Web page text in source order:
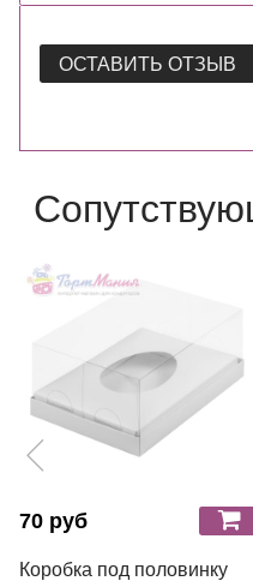
ОСТАВИТЬ ОТЗЫВ
70 руб
Коробка под половинку